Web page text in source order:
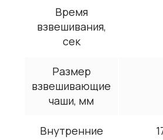
Время
взвешивания,
сек
Размер
взвешивающие
чаши, мм
Внутренние